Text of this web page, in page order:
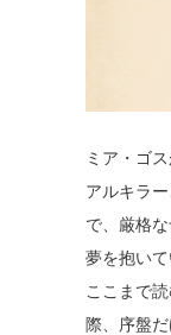
ミア・ゴ
アルキラ
で、厳格
夢を抱い
ここまで
際、序盤